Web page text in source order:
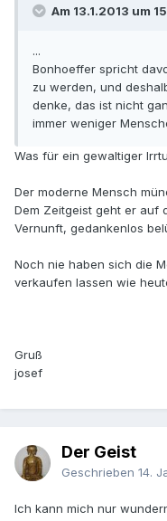
Am 13.1.2013 um
...
Bonhoeffer spricht
zu werden, und
denke, das ist nicht
immer weniger
Was für ein gewaltiger
Der moderne Mensch
Dem Zeitgeist geht er auf
Vernunft, gedankenlos
Noch nie haben sich die
verkaufen lassen wie
Gruß
josef
Der Geist
Geschrieben 14.
Ich kann mich nur